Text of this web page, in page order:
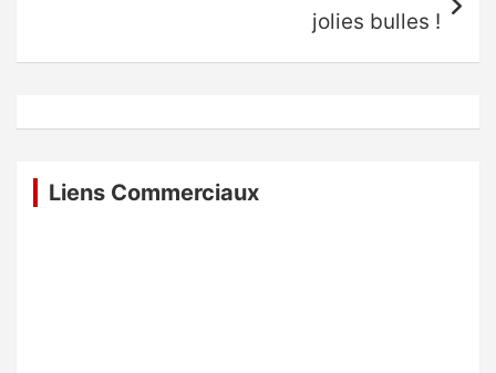
jolies bulles !
Liens Commerciaux